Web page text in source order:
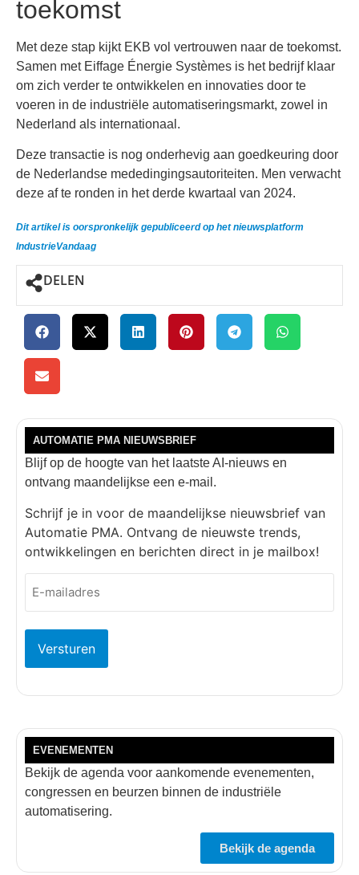
toekomst
Met deze stap kijkt EKB vol vertrouwen naar de toekomst.
Samen met Eiffage Énergie Systèmes is het bedrijf klaar
om zich verder te ontwikkelen en innovaties door te
voeren in de industriële automatiseringsmarkt, zowel in
Nederland als internationaal.
Deze transactie is nog onderhevig aan goedkeuring door
de Nederlandse mededingingsautoriteiten. Men verwacht
deze af te ronden in het derde kwartaal van 2024.
Dit artikel is oorspronkelijk gepubliceerd op het nieuwsplatform
IndustrieVandaag
DELEN
AUTOMATIE PMA NIEUWSBRIEF
Blijf op de hoogte van het laatste AI-nieuws en
ontvang maandelijkse een e-mail.
Schrijf je in voor de maandelijkse nieuwsbrief van
Automatie PMA. Ontvang de nieuwste trends,
ontwikkelingen en berichten direct in je mailbox!
E-
mailadres
EVENEMENTEN
Bekijk de agenda voor aankomende evenementen,
congressen en beurzen binnen de industriële
automatisering.
Bekijk de agenda